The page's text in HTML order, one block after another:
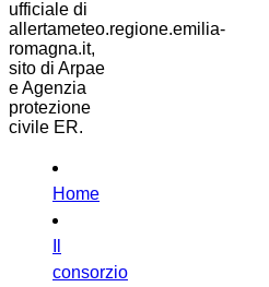
ufficiale di
allertameteo.regione.emilia-
romagna.it,
sito di Arpae
e Agenzia
protezione
civile ER.
Home
consorzio